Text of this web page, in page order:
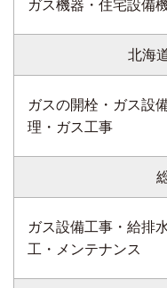
ガス機器・住宅設備
北海
ガスの開栓・ガス設
理・ガス工事
ガス設備工事・給排
工・メンテナンス